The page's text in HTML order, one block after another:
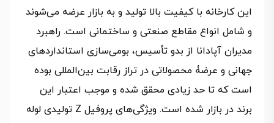
این کارخانه با کیفیت بالا تولید و به بازار عرضه می‌شوند
و شامل انواع مقاطع صنعتی و ساختمانی است. راهبرد
مدیران آپادانا از بدو تأسیس، بومی‌سازی استانداردهای
جهانی و عرضۀ محصولاتی در تراز رقابت بین‌المللی بوده
است که تا حد زیادی محقق شده و موجب اعتبار این
برند در بازار شده است. ویژگی‌های پروفیل Z تولیدی لوله